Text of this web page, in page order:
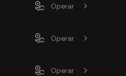
Operar
Operar
Operar